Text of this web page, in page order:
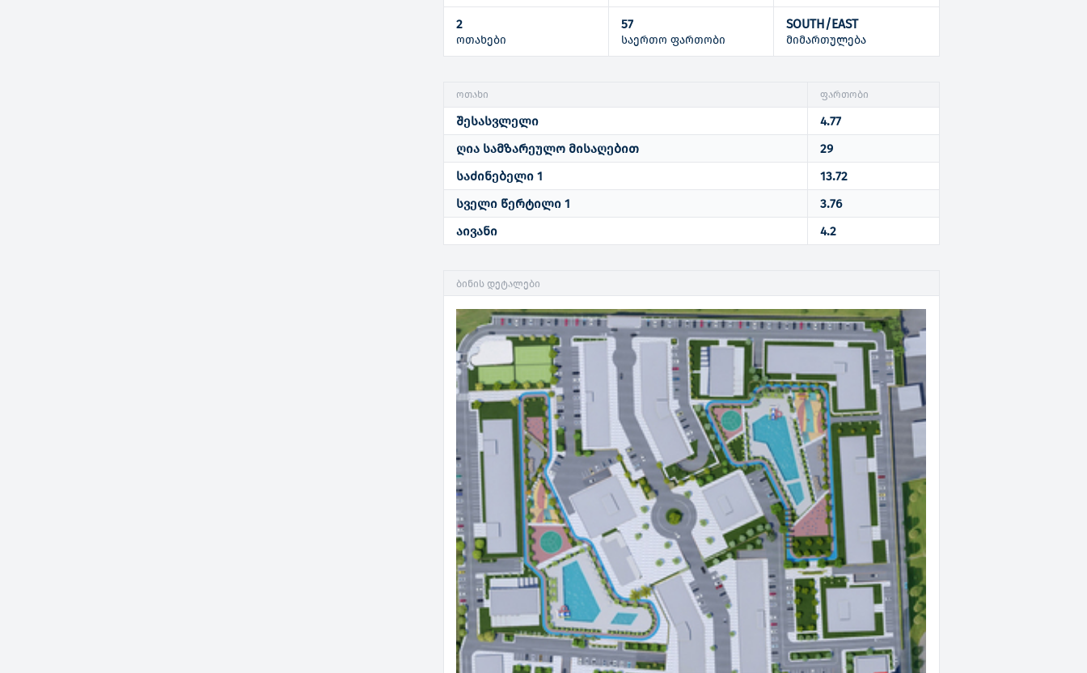
2
ოთახები
57
საერთო ფართობი
SOUTH/EAST
მიმართულება
ოთახი ფართობი
შესასვლელი
4.77
ღია სამზარეულო მისაღებით
29
საძინებელი 1
13.72
სველი წერტილი 1
3.76
აივანი
4.2
ბინის დეტალები